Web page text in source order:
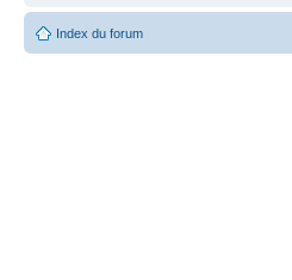
Index du forum